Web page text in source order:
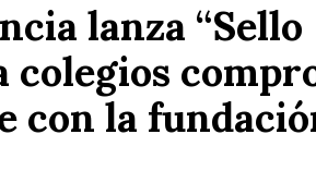
lanza “Sello
colegios
con la